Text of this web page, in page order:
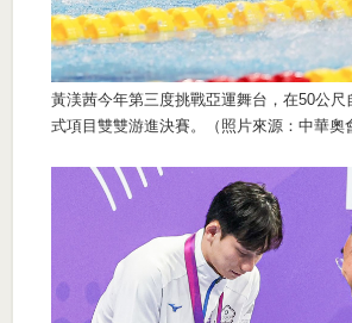
黃渼茜今年第三度挑戰亞運舞台，在50公尺
式項目雙雙游進決賽。（照片來源：中華奧